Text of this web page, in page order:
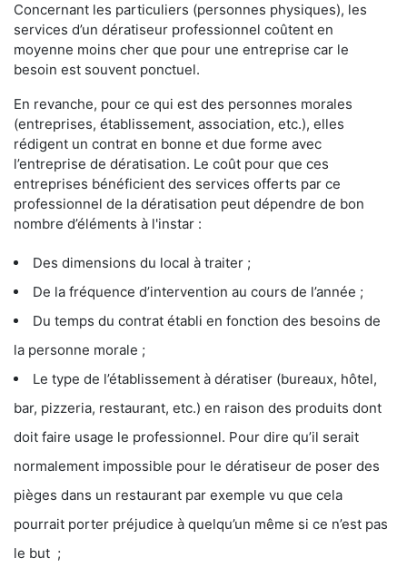
Concernant les particuliers (personnes physiques), les
services d’un dératiseur professionnel coûtent en
moyenne moins cher que pour une entreprise car le
besoin est souvent ponctuel.
En revanche, pour ce qui est des personnes morales
(entreprises, établissement, association, etc.), elles
rédigent un contrat en bonne et due forme avec
l’entreprise de dératisation. Le coût pour que ces
entreprises bénéficient des services offerts par ce
professionnel de la dératisation peut dépendre de bon
nombre d’éléments à l'instar :
Des dimensions du local à traiter ;
De la fréquence d’intervention au cours de l’année ;
Du temps du contrat établi en fonction des besoins de
la personne morale ;
Le type de l’établissement à dératiser (bureaux, hôtel,
bar, pizzeria, restaurant, etc.) en raison des produits dont
doit faire usage le professionnel. Pour dire qu’il serait
normalement impossible pour le dératiseur de poser des
pièges dans un restaurant par exemple vu que cela
pourrait porter préjudice à quelqu’un même si ce n’est pas
le but ;